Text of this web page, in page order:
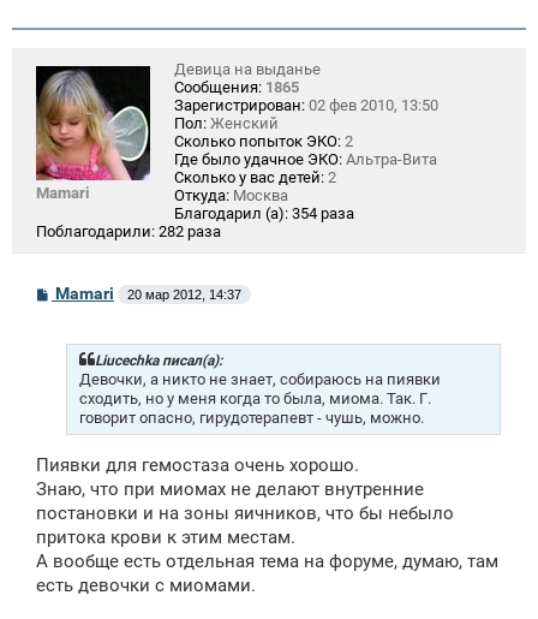
Mamari
Девица на выданье
Сообщения: 1865
Зарегистрирован: 02 фев 2010, 13:50
Пол: Женский
Сколько попыток ЭКО: 2
Где было удачное ЭКО: Альтра-Вита
Сколько у вас детей: 2
Откуда: Москва
Благодарил (а): 354 раза
Поблагодарили: 282 раза
СMamari 20 мар 2012, 14:37
Liucechka писал(а):
Девочки, а никто не знает, собираюсь на пиявки
сходить, но у меня когда то была, миома. Так. Г.
говорит опасно, гирудотерапевт - чушь, можно.
Пиявки для гемостаза очень хорошо.
Знаю, что при миомах не делают внутренние
постановки и на зоны яичников, что бы небыло
притока крови к этим местам.
А вообще есть отдельная тема на форуме, думаю, там
есть девочки с миомами.